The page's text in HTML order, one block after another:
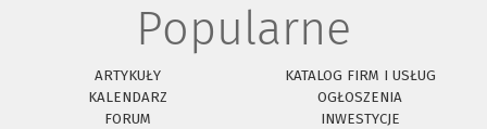
Popularne
ARTYKUŁY
KATALOG FIRM I USŁUG
KALENDARZ
OGŁOSZENIA
FORUM
INWESTYCJE